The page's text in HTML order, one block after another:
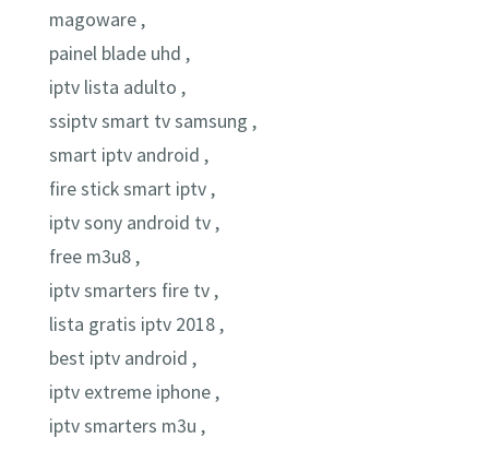
magoware ,
painel blade uhd ,
iptv lista adulto ,
ssiptv smart tv samsung ,
smart iptv android ,
fire stick smart iptv ,
iptv sony android tv ,
free m3u8 ,
iptv smarters fire tv ,
lista gratis iptv 2018 ,
best iptv android ,
iptv extreme iphone ,
iptv smarters m3u ,